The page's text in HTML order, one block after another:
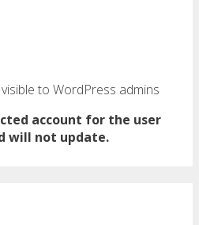
to WordPress admins
account for the user
will not update.